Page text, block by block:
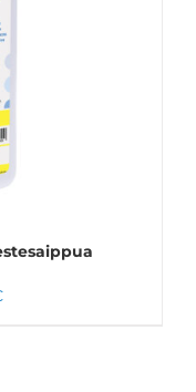
Hintaluokka: